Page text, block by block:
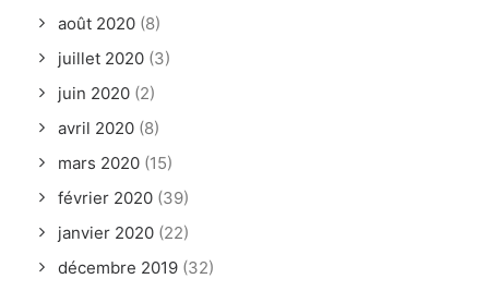
août 2020 (8)
juillet 2020 (3)
juin 2020 (2)
avril 2020 (8)
mars 2020 (15)
février 2020 (39)
janvier 2020 (22)
décembre 2019 (32)